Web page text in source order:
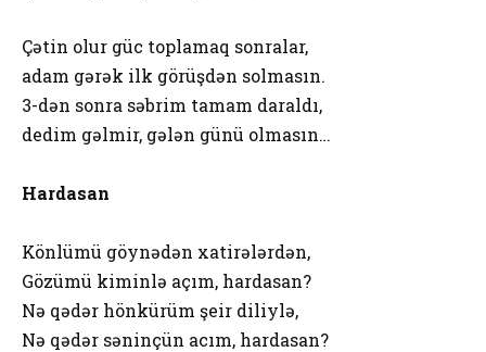
Çətin olur güc toplamaq sonralar,
adam gərək ilk görüşdən solmasın.
3-dən sonra səbrim tamam daraldı,
dedim gəlmir, gələn günü olmasın…
Hardasan
Könlümü göynədən xatirələrdən,
Gözümü kiminlə açım, hardasan?
Nə qədər hönkürüm şeir diliylə,
Nə qədər səninçün acım, hardasan?